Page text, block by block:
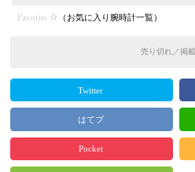
Favorite （お気に入り腕時計一覧）
売り切れ／掲
Twitter
はてブ
Pocket